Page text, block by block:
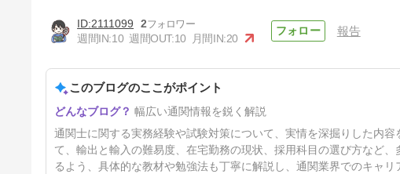
投票】通関士は在宅勤務できて
る？【アンケート2025/1/11】
4ヶ月前
2111099
2
週間IN:10 週間OUT:10 月間IN:20
報告
このブログのここがポイント
幅広い通関情報を鋭く解説
通関士に関する実務経験や試験対策について、実情を深掘りした内
て、輸出と輸入の難易度、在宅勤務の現状、採用科目の選び方など
るよう、具体的な教材や勉強法も丁寧に解説し、通関業界でのキャリ